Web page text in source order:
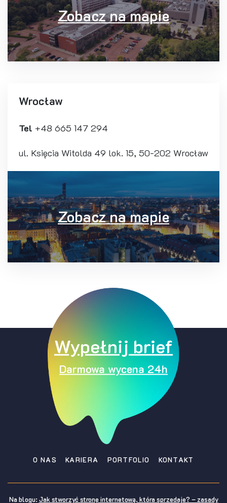
Zobacz na mapie
Wrocław
Tel +48 665 147 294
ul. Księcia Witolda 49 lok. 15, 50-202 Wrocław
Zobacz na mapie
Wypełnij brief
Darmowa wycena 24h
O NAS KARIERA PORTFOLIO KONTAKT
Na blogu: Jak stworzyć stronę internetową, która sprzedaje? – zasady